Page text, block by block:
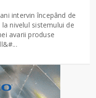
intervin începând de
nivelul sistemului de
avarii produse